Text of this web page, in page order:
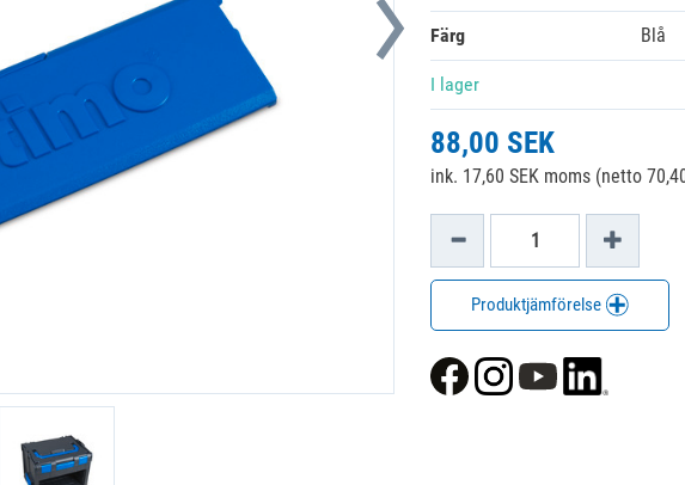
Färg Blå
I lager
88,00 SEK
ink. 17,60 SEK moms (netto
Produktjämförelse